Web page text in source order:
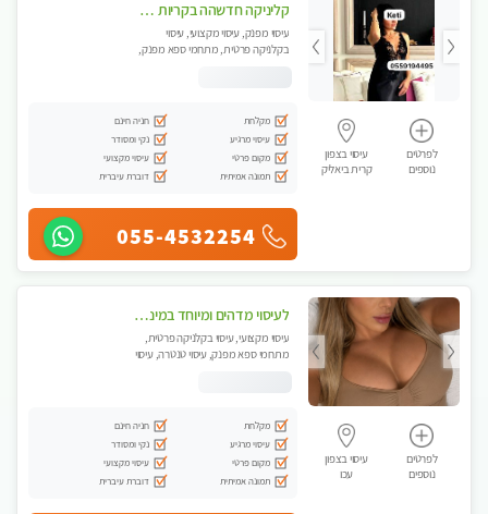
לפרטים
נוספים
עיסוי בצפון
קרית ביאליק
קליניקה חדשהה בקריות מעסה איכותית מפנקת ומקצועית מאוד+נשים +זוגות
עיסוי מפנק, עיסוי מקצועי, עיסוי
בקלניקה פרטית, מתחמי ספא מפנק,
מקלחת
חניה חינם
עיסוי מרגיע
נקי ומסודר
מקום פרטי
עיסוי מקצועי
תמונה אמיתית
דוברת עיברית
055-4532254
לפרטים
נוספים
עיסוי בצפון
עכו
לעיסוי מדהים ומיוחד במינו !!מומלץ לחלוטין!!ללא מין !!
עיסוי מקצועי, עיסוי בקלניקה פרטית,
מתחמי ספא מפנק, עיסוי טנטרה, עיסוי
מקלחת
חניה חינם
עיסוי מרגיע
נקי ומסודר
מקום פרטי
עיסוי מקצועי
תמונה אמיתית
דוברת עיברית